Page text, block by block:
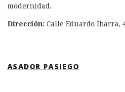
modernidad.
Dirección: Calle Eduardo Ibarra,
ASADOR PASIEGO